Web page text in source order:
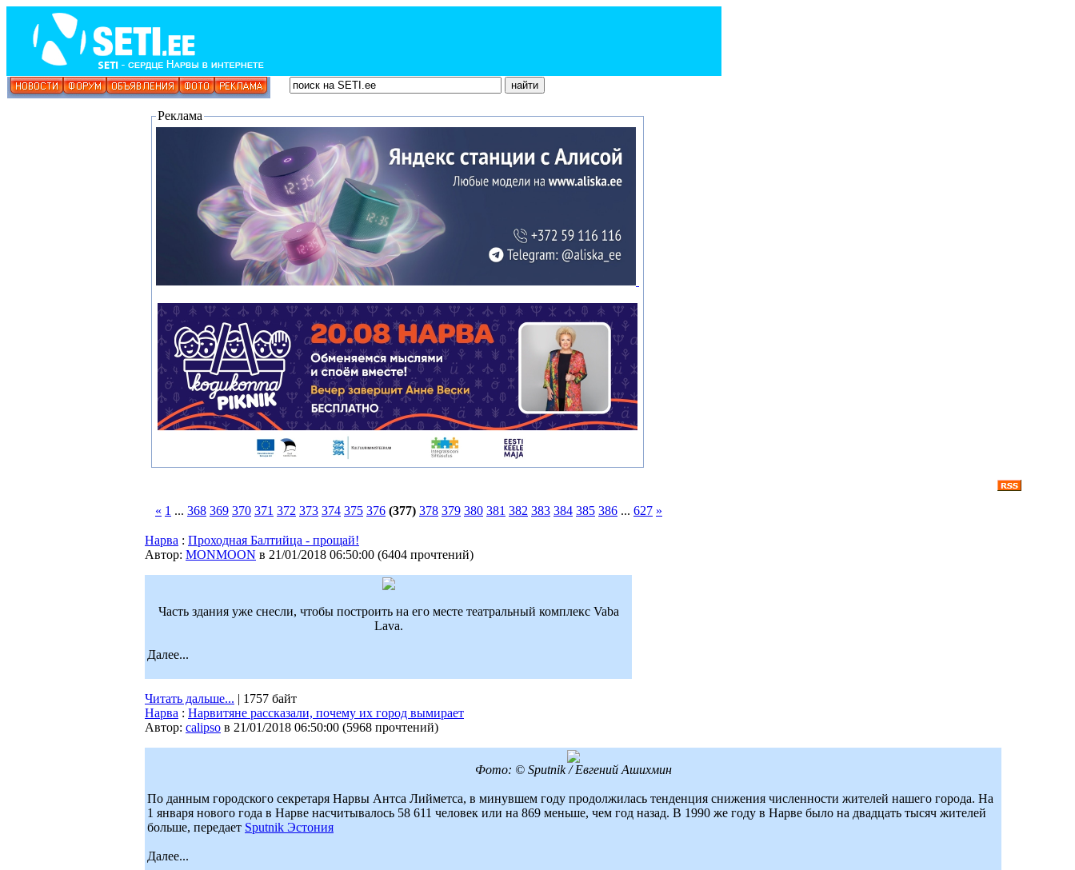
Реклама
« 1 ... 368 369 370 371 372 373 374 375 376 (377) 378 379 380 381 382 383 384 385 386 ... 627 »
Нарва : Проходная Балтийца - прощай!
Автор: MONMOON в 21/01/2018 06:50:00 (6404 прочтений)
Часть здания уже снесли, чтобы построить на его месте театральный комплекс Vaba
Lava.
Далее...
Читать дальше... | 1757 байт
Нарва : Нарвитяне рассказали, почему их город вымирает
Автор: calipso в 21/01/2018 06:50:00 (5968 прочтений)
Фото: © Sputnik / Евгений Ашихмин
По данным городского секретаря Нарвы Антса Лийметса, в минувшем году продолжилась тенденция снижения численности жителей нашего города. На
1 января нового года в Нарве насчитывалось 58 611 человек или на 869 меньше, чем год назад. В 1990 же году в Нарве было на двадцать тысяч жителей
больше, передает Sputnik Эстония
Далее...